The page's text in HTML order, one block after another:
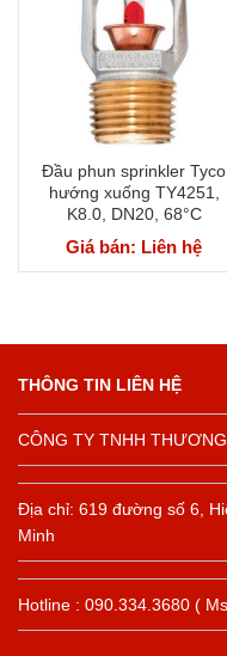
Đầu phun sprinkler Tyco
hướng xuống TY4251,
K8.0, DN20, 68°C
Giá bán: Liên hệ
THÔNG TIN LIÊN HỆ
CÔNG TY TNHH
Địa chỉ: 619 đường số 6,
Minh
Hotline : 090.334.3680 (